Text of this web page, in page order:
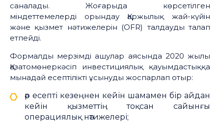
саналады. Жоғарыда көрсетілген
міндеттемелерді орындау Қаржылық жай-күйін
және қызмет нәтижелерін (OFR) талдауды талап
етпейді.
Формалды мерзімді ашулар аясында 2020 жылы
Қазатомөнеркәсіп инвестициялық қауымдастыққа
мынадай есептілікті ұсынуды жоспарлап отыр:
әр есепті кезеңнен кейін шамамен бір айдан
кейін қызметтің тоқсан сайынғы
операциялық нәтижелері;